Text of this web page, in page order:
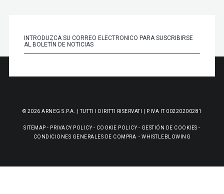
© 2026 ARNEG S.P.A. | TUTTI I DIRITTI RISERVATI | P.IVA IT 00220200281
SITEMAP - PRIVACY POLICY- COOKIE POLICY- GESTIÓN DE COOKIES -
CONDICIONES GENERALES DE COMPRA -WHISTLEBLOWING